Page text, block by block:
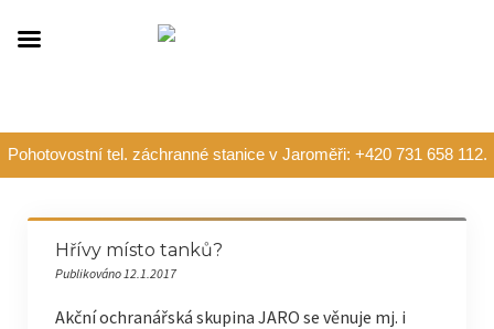
Pohotovostní tel. záchranné stanice v Jaroměři: +420 731 658 112.
Hřívy místo tanků?
Publikováno 12.1.2017
Akční ochranářská skupina JARO se věnuje mj. i